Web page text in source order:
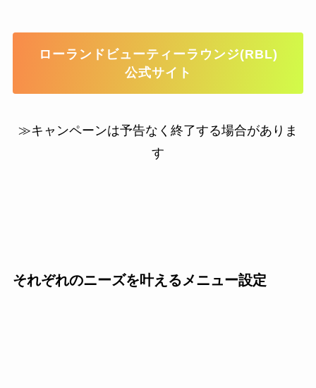
ローランドビューティーラウンジ(RBL)
公式サイト
≫キャンペーンは予告なく終了する場合がありま
す
それぞれのニーズを叶えるメニュー設定